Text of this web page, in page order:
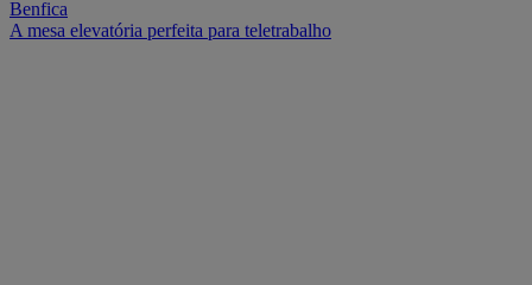
Benfica
A mesa elevatória perfeita para teletrabalho